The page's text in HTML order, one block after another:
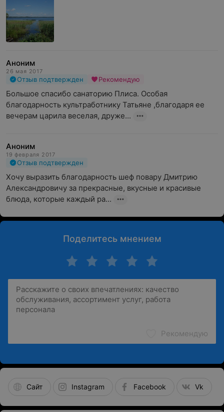
Аноним
26 мая 2017
Отзыв подтвержден Рекомендую
Большое спасибо санаторию Плиса. Особая
благодарность культработнику Татьяне ,благодаря ее
вечерам царила веселая, друже...
Аноним
19 февраля 2017
Отзыв подтвержден
Хочу выразить благодарность шеф повару Дмитрию
Александровичу за прекрасные, вкусные и красивые
блюда, которые каждый ра...
Поделитесь мнением
Рекомендую
Сайт Instagram Facebook Vk